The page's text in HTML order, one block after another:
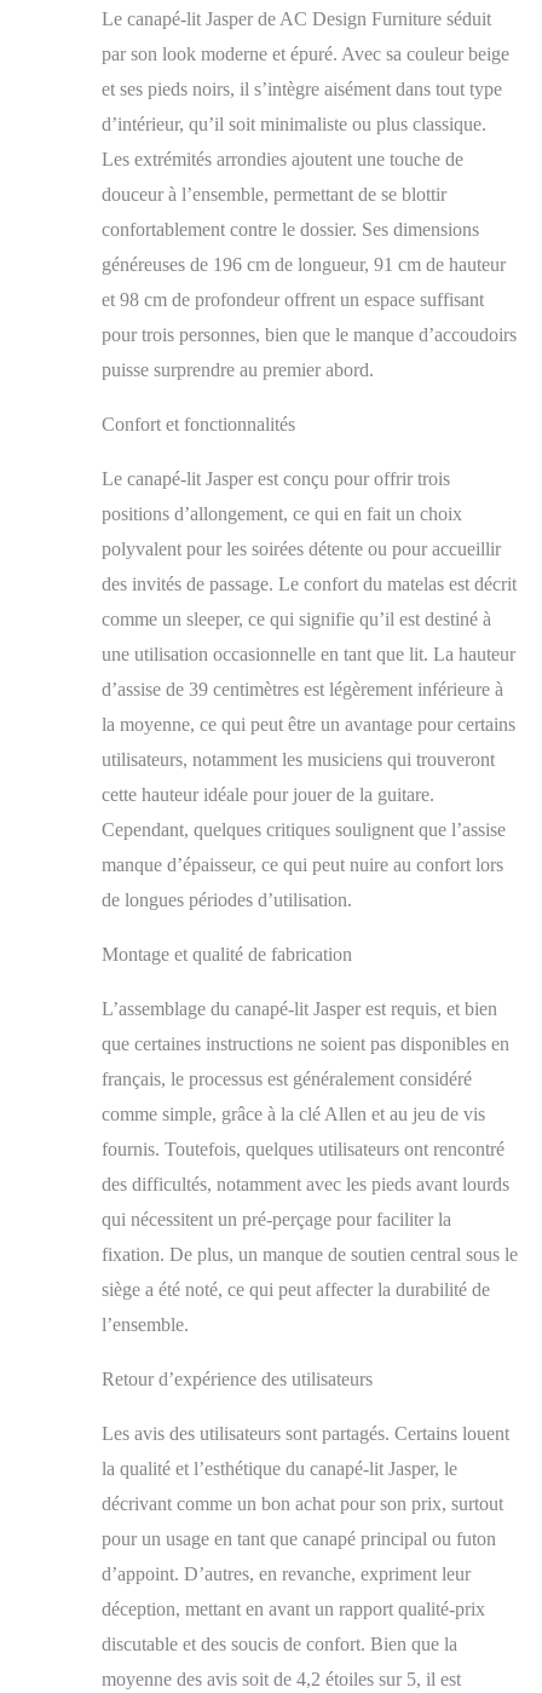
faut chaque mètre
non seulement
d'économiser de
l'espace, mais il peut
également être
facilement incliné
grâce au système clic-
positions Le
rembourrage doux et
confortable est
bouclé beige élégant
combiné avec des pieds
moderne Ce produit est
livré démonté, mais il
est facile à assembler
avec les instructions de
jeu de vis et une clé
Allen ; le temps de
montage estimé est de
verticale : L 196 x H
91 x P 98 | Position
plate : L : 196 x l : 123
cm | Hauteur d'assise :
39 cm | Largeur
d'assise : 196 cm |
59,5 cm | Hauteur du
dossier : 50 cm | Max.
kg
Le canapé-lit Jasper de AC Design Furniture séduit
par son look moderne et épuré. Avec sa couleur beige
et ses pieds noirs, il s’intègre aisément dans tout type
d’intérieur, qu’il soit minimaliste ou plus classique.
Les extrémités arrondies ajoutent une touche de
douceur à l’ensemble, permettant de se blottir
confortablement contre le dossier. Ses dimensions
généreuses de 196 cm de longueur, 91 cm de hauteur
et 98 cm de profondeur offrent un espace suffisant
pour trois personnes, bien que le manque d’accoudoirs
puisse surprendre au premier abord.
Confort et fonctionnalités
Le canapé-lit Jasper est conçu pour offrir trois
positions d’allongement, ce qui en fait un choix
polyvalent pour les soirées détente ou pour accueillir
des invités de passage. Le confort du matelas est décrit
comme un sleeper, ce qui signifie qu’il est destiné à
une utilisation occasionnelle en tant que lit. La hauteur
d’assise de 39 centimètres est légèrement inférieure à
la moyenne, ce qui peut être un avantage pour certains
utilisateurs, notamment les musiciens qui trouveront
cette hauteur idéale pour jouer de la guitare.
Cependant, quelques critiques soulignent que l’assise
manque d’épaisseur, ce qui peut nuire au confort lors
de longues périodes d’utilisation.
Montage et qualité de fabrication
L’assemblage du canapé-lit Jasper est requis, et bien
que certaines instructions ne soient pas disponibles en
français, le processus est généralement considéré
comme simple, grâce à la clé Allen et au jeu de vis
fournis. Toutefois, quelques utilisateurs ont rencontré
des difficultés, notamment avec les pieds avant lourds
qui nécessitent un pré-perçage pour faciliter la
fixation. De plus, un manque de soutien central sous le
siège a été noté, ce qui peut affecter la durabilité de
l’ensemble.
Retour d’expérience des utilisateurs
Les avis des utilisateurs sont partagés. Certains louent
la qualité et l’esthétique du canapé-lit Jasper, le
décrivant comme un bon achat pour son prix, surtout
pour un usage en tant que canapé principal ou futon
d’appoint. D’autres, en revanche, expriment leur
déception, mettant en avant un rapport qualité-prix
discutable et des soucis de confort. Bien que la
moyenne des avis soit de 4,2 étoiles sur 5, il est